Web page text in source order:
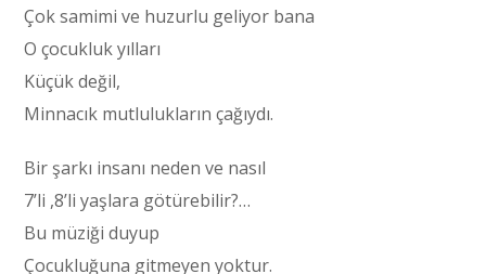
Çok samimi ve huzurlu geliyor bana
O çocukluk yılları
Küçük değil,
Minnacık mutlulukların çağıydı.
Bir şarkı insanı neden ve nasıl
7’li ,8’li yaşlara götürebilir?…
Bu müziği duyup
Çocukluğuna gitmeyen yoktur.